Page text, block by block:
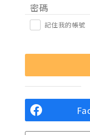
密碼
記住我的帳號